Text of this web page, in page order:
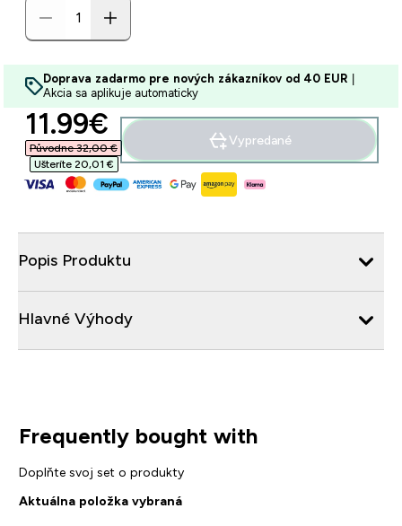
Doprava zadarmo pre nových zákazníkov od 40 EUR
Akcia sa aplikuje automaticky
discounted price
11.99€‎
Původne 32,00 €‎
Ušteríte 20,01 €‎
Vypredané
Popis Produktu
Hlavné Výhody
Frequently bought with
Doplňte svoj set o produkty
Aktuálna položka vybraná